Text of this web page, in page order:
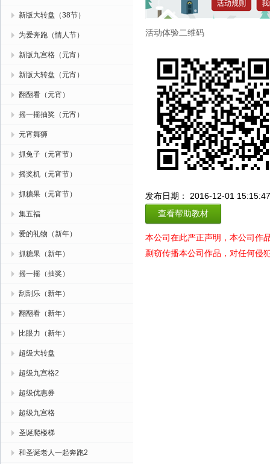
新版大转盘（38节）
为爱奔跑（情人节）
新版九宫格（元宵）
新版大转盘（元宵）
翻翻看（元宵）
摇一摇抽奖（元宵）
元宵舞狮
抓兔子（元宵节）
摇奖机（元宵节）
抓糖果（元宵节）
集五福
爱的礼物（新年）
抓糖果（新年）
摇一摇（抽奖）
刮刮乐（新年）
翻翻看（新年）
比眼力（新年）
超级大转盘
超级九宫格2
超级优惠券
超级九宫格
圣诞爬楼梯
和圣诞老人一起奔跑2
活动体验二维码
发布日期： 2016-12-01 15:15:47
查看帮助教材
本公司在此严正声明，本公司作
剽窃传播本公司作品，对任何侵